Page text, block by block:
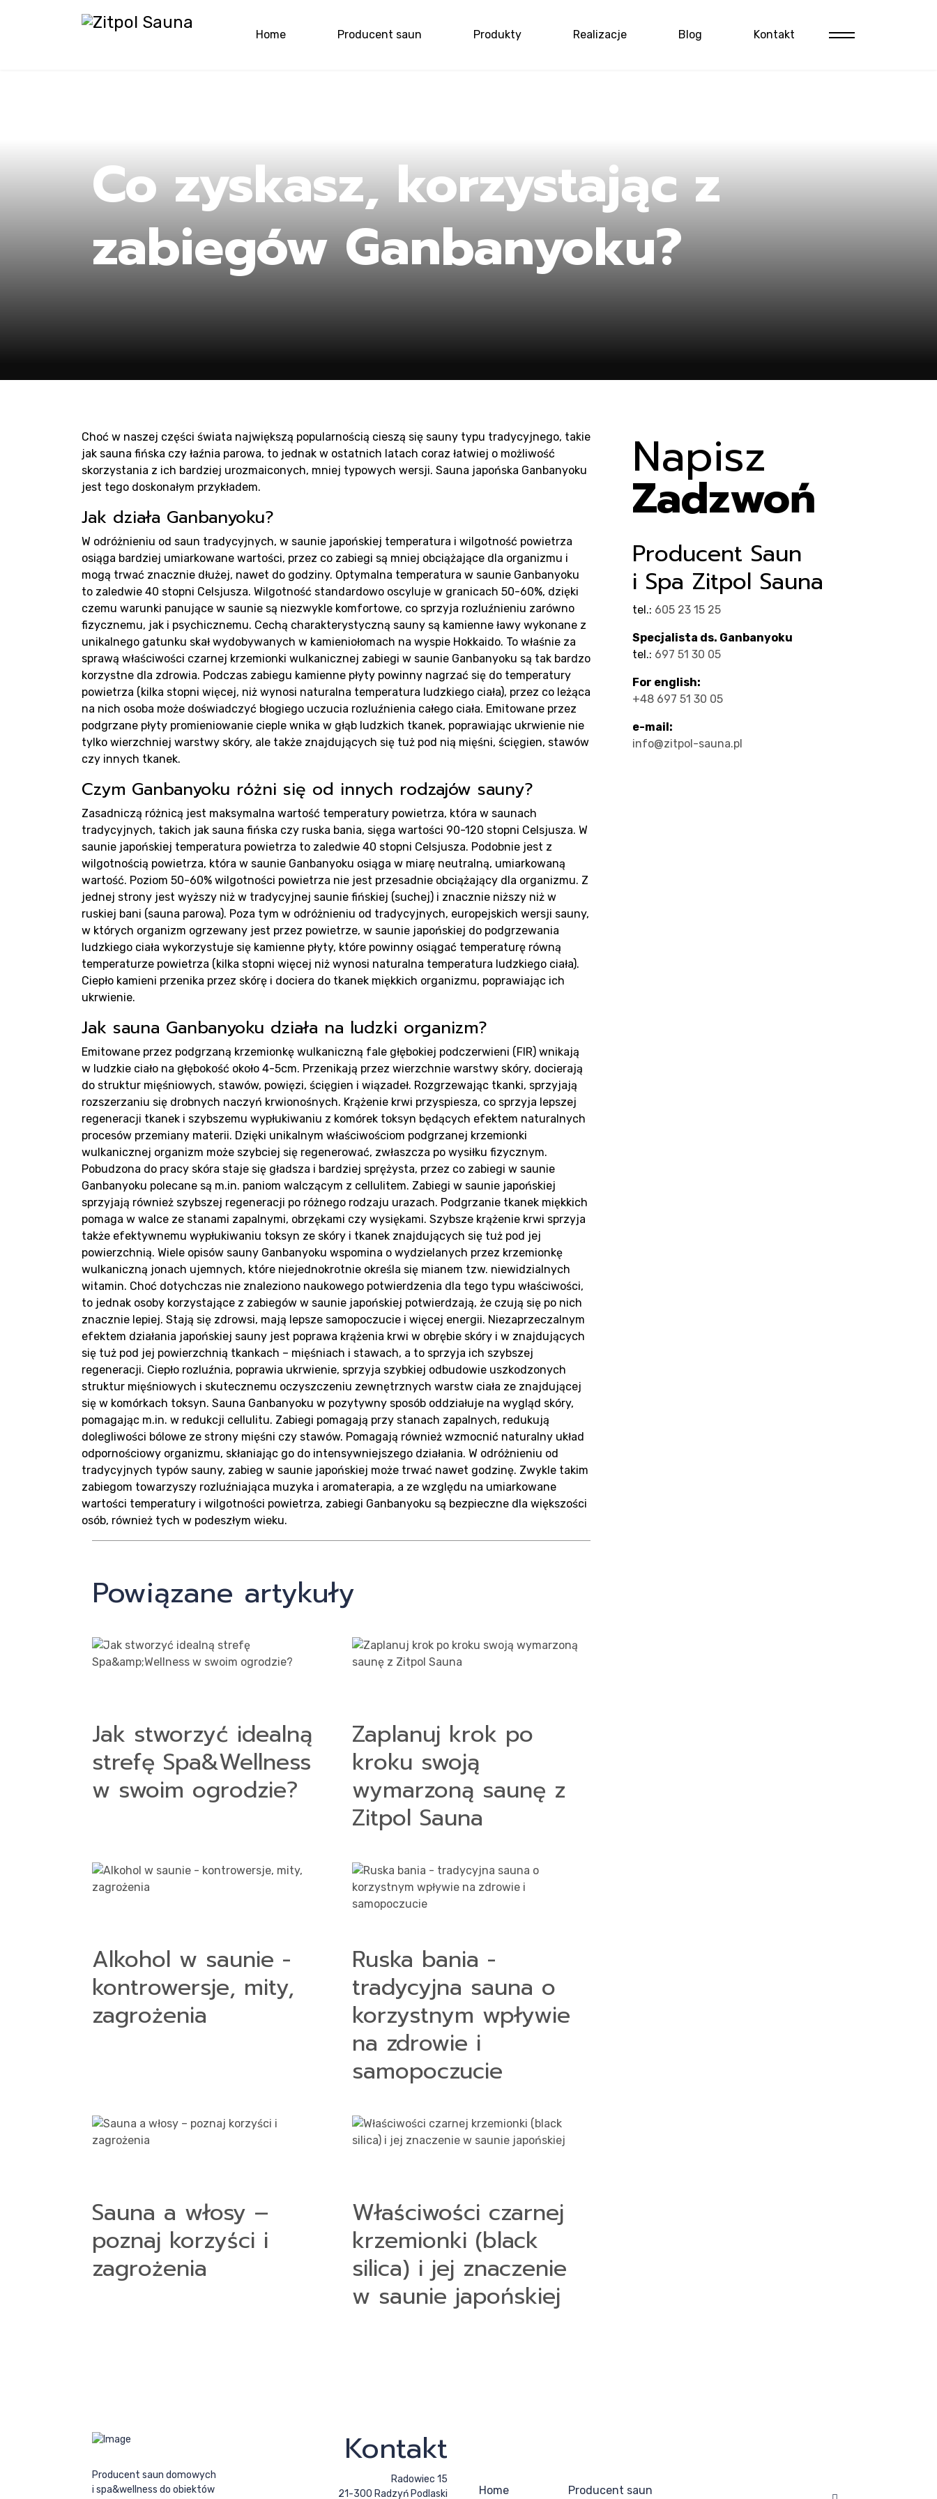
Home Producent saun Produkty Realizacje Blog Kontakt
Home
Producent
saun
Produkty
Realizacje
Blog
Kontakt
Co zyskasz, korzystając z
zabiegów Ganbanyoku?
Choć w naszej części świata największą popularnością cieszą się sauny typu tradycyjnego, takie
jak sauna fińska czy łaźnia parowa, to jednak w ostatnich latach coraz łatwiej o możliwość
skorzystania z ich bardziej urozmaiconych, mniej typowych wersji. Sauna japońska Ganbanyoku
jest tego doskonałym przykładem.
Jak działa Ganbanyoku?
W odróżnieniu od saun tradycyjnych, w saunie japońskiej temperatura i wilgotność powietrza
osiąga bardziej umiarkowane wartości, przez co zabiegi są mniej obciążające dla organizmu i
mogą trwać znacznie dłużej, nawet do godziny. Optymalna temperatura w saunie Ganbanyoku
to zaledwie 40 stopni Celsjusza. Wilgotność standardowo oscyluje w granicach 50-60%, dzięki
czemu warunki panujące w saunie są niezwykle komfortowe, co sprzyja rozluźnieniu zarówno
fizycznemu, jak i psychicznemu. Cechą charakterystyczną sauny są kamienne ławy wykonane z
unikalnego gatunku skał wydobywanych w kamieniołomach na wyspie Hokkaido. To właśnie za
sprawą właściwości czarnej krzemionki wulkanicznej zabiegi w saunie Ganbanyoku są tak bardzo
korzystne dla zdrowia. Podczas zabiegu kamienne płyty powinny nagrzać się do temperatury
powietrza (kilka stopni więcej, niż wynosi naturalna temperatura ludzkiego ciała), przez co leżąca
na nich osoba może doświadczyć błogiego uczucia rozluźnienia całego ciała. Emitowane przez
podgrzane płyty promieniowanie cieple wnika w głąb ludzkich tkanek, poprawiając ukrwienie nie
tylko wierzchniej warstwy skóry, ale także znajdujących się tuż pod nią mięśni, ścięgien, stawów
czy innych tkanek.
Czym Ganbanyoku różni się od innych rodzajów sauny?
Zasadniczą różnicą jest maksymalna wartość temperatury powietrza, która w saunach
tradycyjnych, takich jak sauna fińska czy ruska bania, sięga wartości 90-120 stopni Celsjusza. W
saunie japońskiej temperatura powietrza to zaledwie 40 stopni Celsjusza. Podobnie jest z
wilgotnością powietrza, która w saunie Ganbanyoku osiąga w miarę neutralną, umiarkowaną
wartość. Poziom 50-60% wilgotności powietrza nie jest przesadnie obciążający dla organizmu. Z
jednej strony jest wyższy niż w tradycyjnej saunie fińskiej (suchej) i znacznie niższy niż w
ruskiej bani (sauna parowa). Poza tym w odróżnieniu od tradycyjnych, europejskich wersji sauny,
w których organizm ogrzewany jest przez powietrze, w saunie japońskiej do podgrzewania
ludzkiego ciała wykorzystuje się kamienne płyty, które powinny osiągać temperaturę równą
temperaturze powietrza (kilka stopni więcej niż wynosi naturalna temperatura ludzkiego ciała).
Ciepło kamieni przenika przez skórę i dociera do tkanek miękkich organizmu, poprawiając ich
ukrwienie.
Jak sauna Ganbanyoku działa na ludzki organizm?
Emitowane przez podgrzaną krzemionkę wulkaniczną fale głębokiej podczerwieni (FIR) wnikają
w ludzkie ciało na głębokość około 4-5cm. Przenikają przez wierzchnie warstwy skóry, docierają
do struktur mięśniowych, stawów, powięzi, ścięgien i wiązadeł. Rozgrzewając tkanki, sprzyjają
rozszerzaniu się drobnych naczyń krwionośnych. Krążenie krwi przyspiesza, co sprzyja lepszej
regeneracji tkanek i szybszemu wypłukiwaniu z komórek toksyn będących efektem naturalnych
procesów przemiany materii. Dzięki unikalnym właściwościom podgrzanej krzemionki
wulkanicznej organizm może szybciej się regenerować, zwłaszcza po wysiłku fizycznym.
Pobudzona do pracy skóra staje się gładsza i bardziej sprężysta, przez co zabiegi w saunie
Ganbanyoku polecane są m.in. paniom walczącym z cellulitem. Zabiegi w saunie japońskiej
sprzyjają również szybszej regeneracji po różnego rodzaju urazach. Podgrzanie tkanek miękkich
pomaga w walce ze stanami zapalnymi, obrzękami czy wysiękami. Szybsze krążenie krwi sprzyja
także efektywnemu wypłukiwaniu toksyn ze skóry i tkanek znajdujących się tuż pod jej
powierzchnią. Wiele opisów sauny Ganbanyoku wspomina o wydzielanych przez krzemionkę
wulkaniczną jonach ujemnych, które niejednokrotnie określa się mianem tzw. niewidzialnych
witamin. Choć dotychczas nie znaleziono naukowego potwierdzenia dla tego typu właściwości,
to jednak osoby korzystające z zabiegów w saunie japońskiej potwierdzają, że czują się po nich
znacznie lepiej. Stają się zdrowsi, mają lepsze samopoczucie i więcej energii. Niezaprzeczalnym
efektem działania japońskiej sauny jest poprawa krążenia krwi w obrębie skóry i w znajdujących
się tuż pod jej powierzchnią tkankach – mięśniach i stawach, a to sprzyja ich szybszej
regeneracji. Ciepło rozluźnia, poprawia ukrwienie, sprzyja szybkiej odbudowie uszkodzonych
struktur mięśniowych i skutecznemu oczyszczeniu zewnętrznych warstw ciała ze znajdującej
się w komórkach toksyn. Sauna Ganbanyoku w pozytywny sposób oddziałuje na wygląd skóry,
pomagając m.in. w redukcji cellulitu. Zabiegi pomagają przy stanach zapalnych, redukują
dolegliwości bólowe ze strony mięśni czy stawów. Pomagają również wzmocnić naturalny układ
odpornościowy organizmu, skłaniając go do intensywniejszego działania. W odróżnieniu od
tradycyjnych typów sauny, zabieg w saunie japońskiej może trwać nawet godzinę. Zwykle takim
zabiegom towarzyszy rozluźniająca muzyka i aromaterapia, a ze względu na umiarkowane
wartości temperatury i wilgotności powietrza, zabiegi Ganbanyoku są bezpieczne dla większości
osób, również tych w podeszłym wieku.
Powiązane artykuły
Jak stworzyć idealną
strefę Spa&Wellness
w swoim ogrodzie?
Zaplanuj krok po
kroku swoją
wymarzoną saunę z
Zitpol Sauna
Alkohol w saunie -
kontrowersje, mity,
zagrożenia
Ruska bania -
tradycyjna sauna o
korzystnym wpływie
na zdrowie i
samopoczucie
Sauna a włosy –
poznaj korzyści i
zagrożenia
Właściwości czarnej
krzemionki (black
silica) i jej znaczenie
w saunie japońskiej
Napisz
Zadzwoń
Producent Saun
i Spa Zitpol Sauna
tel.: 605 23 15 25
Specjalista ds. Ganbanyoku
tel.: 697 51 30 05
For english:
+48 697 51 30 05
e-mail:
info@zitpol-sauna.pl
Producent saun domowych
i spa&wellness do obiektów
Kontakt
Radowiec 15
21-300 Radzyń Podlaski
Home Producent saun